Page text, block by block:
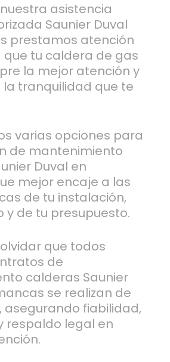
asistencia
Saunier Duval
prestamos atención
tu caldera de gas
la mejor atención y
tranquilidad que te
varias opciones para
de mantenimiento
Duval en
mejor encaje a las
de tu instalación,
y de tu presupuesto.
que todos
de
calderas Saunier
se realizan de
asegurando fiabilidad,
respaldo legal en